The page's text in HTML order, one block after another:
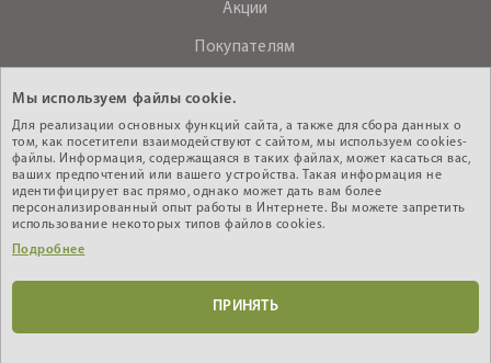
Акции
Покупателям
Контакты
+375 (29) 610-44-33
Интернет - магазин
Мы используем файлы cookie.
Для реализации основных функций сайта, а также для сбора данных о
том, как посетители взаимодействуют с сайтом, мы используем cookies-
файлы. Информация, содержащаяся в таких файлах, может касаться вас,
ваших предпочтений или вашего устройства. Такая информация не
идентифицирует вас прямо, однако может дать вам более
персонализированный опыт работы в Интернете. Вы можете запретить
использование некоторых типов файлов cookies.
Подробнее
ПРИНЯТЬ